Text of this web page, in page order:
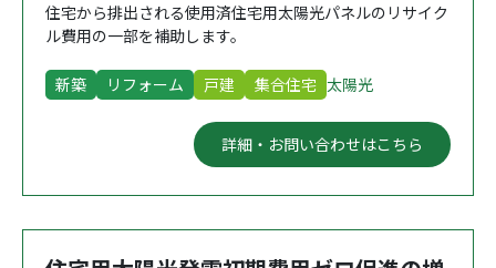
住宅から排出される使用済住宅用太陽光パネルのリサイク
ル費用の一部を補助します。
新築 リフォーム 戸建 集合住宅 太陽光
詳細・お問い合わせはこちら